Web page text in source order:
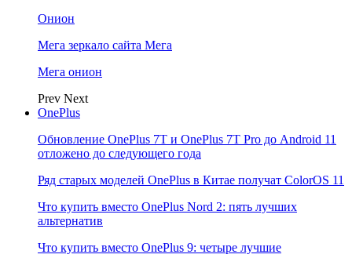
Онион
Мега зеркало сайта Мега
Мега онион
Prev Next
OnePlus
Обновление OnePlus 7T и OnePlus 7T Pro до Android 11
отложено до следующего года
Ряд старых моделей OnePlus в Китае получат ColorOS 11
Что купить вместо OnePlus Nord 2: пять лучших
альтернатив
Что купить вместо OnePlus 9: четыре лучшие